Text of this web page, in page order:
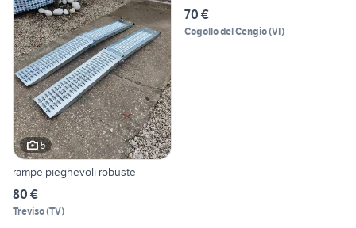
5
rampe pieghevoli robuste
80 €
Treviso(TV)
70 €
Cogollo del Cengio(VI)